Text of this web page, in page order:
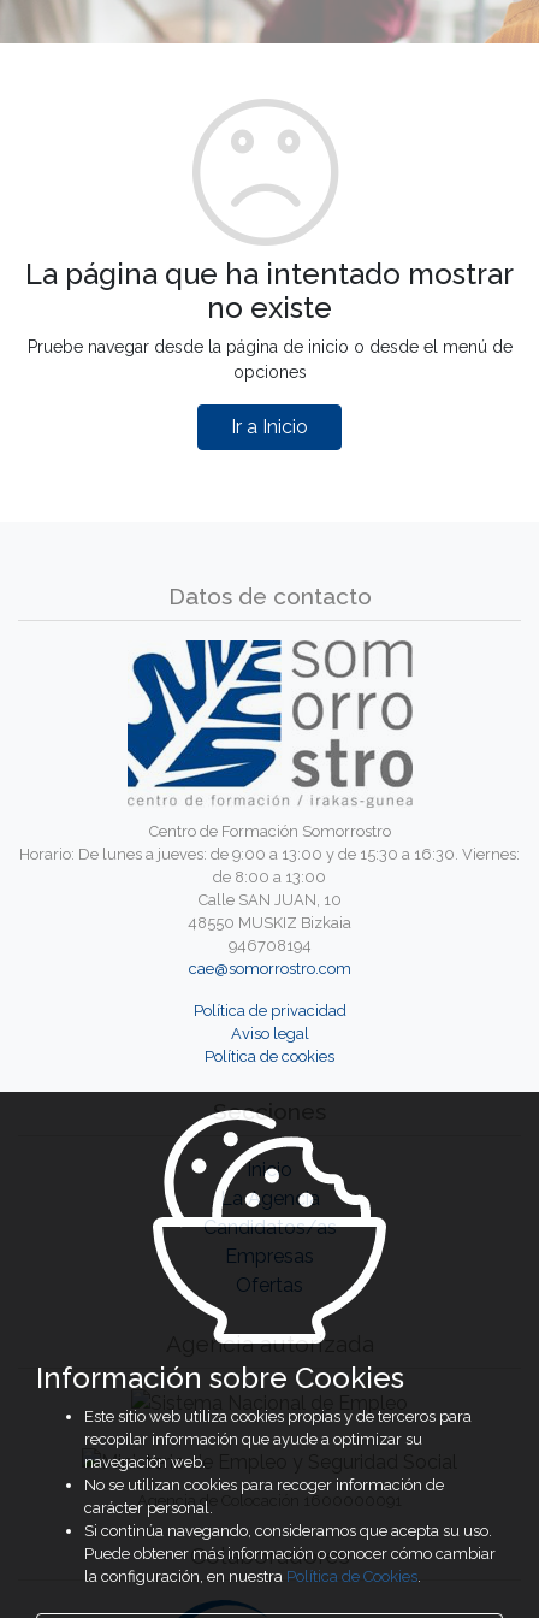
La página que ha intentado mostrar
no existe
Pruebe navegar desde la página de inicio o desde el menú de
opciones
Ir a Inicio
Datos de contacto
Centro de Formación Somorrostro
Horario: De lunes a jueves: de 9:00 a 13:00 y de 15:30 a 16:30. Viernes:
de 8:00 a 13:00
Calle SAN JUAN, 10
48550 MUSKIZ Bizkaia
946708194
cae@somorrostro.com
Política de privacidad
Aviso legal
Política de cookies
Secciones
Inicio
La Agencia
Candidatos/as
Empresas
Ofertas
Agencia autorizada
Agencia de Colocación 1600000091
Colaboradores
Información sobre Cookies
Este sitio web utiliza cookies propias y de terceros para
recopilar información que ayude a optimizar su
navegación web.
No se utilizan cookies para recoger información de
carácter personal.
Si continúa navegando, consideramos que acepta su uso.
Puede obtener más información o conocer cómo cambiar
la configuración, en nuestra Política de Cookies.